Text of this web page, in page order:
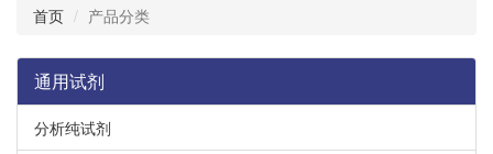
首页 产品分类
通用试剂
分析纯试剂